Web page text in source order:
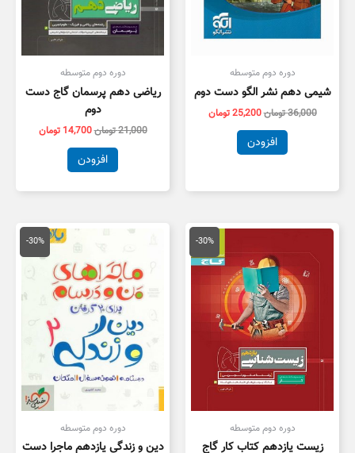
دوره دوم متوسطه
شیمی دهم نشر الگو دست دوم
36,000تومان25,200تومان
افزودن
دوره دوم متوسطه
ریاضی دهم پرسمان گاج دست
دوم
21,000تومان14,700 تومان
افزودن
-30%
دوره دوم متوسطه
زیست یازدهم کتاب کار گاج
قیمت
18,000 تومان
بود.
قیمت
فعلی
است.
-30%
دوره دوم متوسطه
دین و زندگی یازدهم ماجرا دست
قیمت
اصلی
20,000 تومان
بود.
قیمت
فعلی